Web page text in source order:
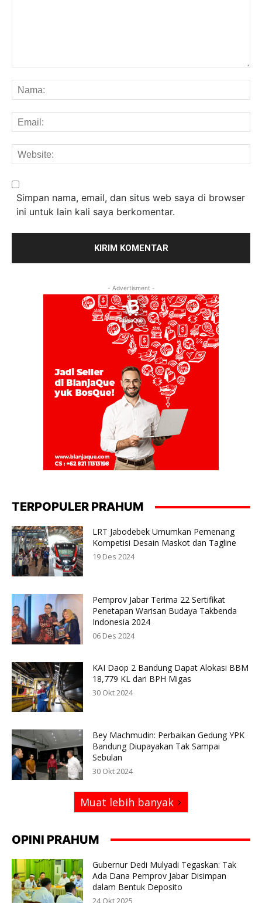
Simpan nama, email, dan situs web saya di browser
ini untuk lain kali saya berkomentar.
- Advertisment -
TERPOPULER PRAHUM
LRT Jabodebek Umumkan Pemenang
Kompetisi Desain Maskot dan Tagline
19 Des 2024
Pemprov Jabar Terima 22 Sertifikat
Penetapan Warisan Budaya Takbenda
Indonesia 2024
06 Des 2024
KAI Daop 2 Bandung Dapat Alokasi BBM
18,779 KL dari BPH Migas
30 Okt 2024
Bey Machmudin: Perbaikan Gedung YPK
Bandung Diupayakan Tak Sampai
Sebulan
30 Okt 2024
Muat lebih banyak
OPINI PRAHUM
Gubernur Dedi Mulyadi Tegaskan: Tak
Ada Dana Pemprov Jabar Disimpan
dalam Bentuk Deposito
24 Okt 2025